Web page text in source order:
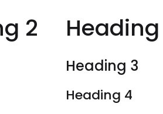
2
Heading 3
Heading 4